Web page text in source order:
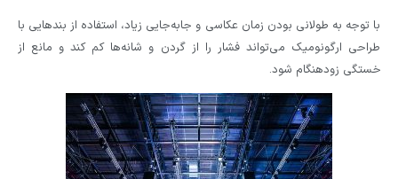
با توجه به طولانی بودن زمان عکاسی و جابه‌جایی زیاد، استفاده از بندهایی با
طراحی ارگونومیک می‌تواند فشار را از گردن و شانه‌ها کم کند و مانع از
خستگی زودهنگام شود.